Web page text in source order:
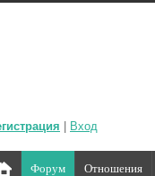
Вход
Форум Отношения